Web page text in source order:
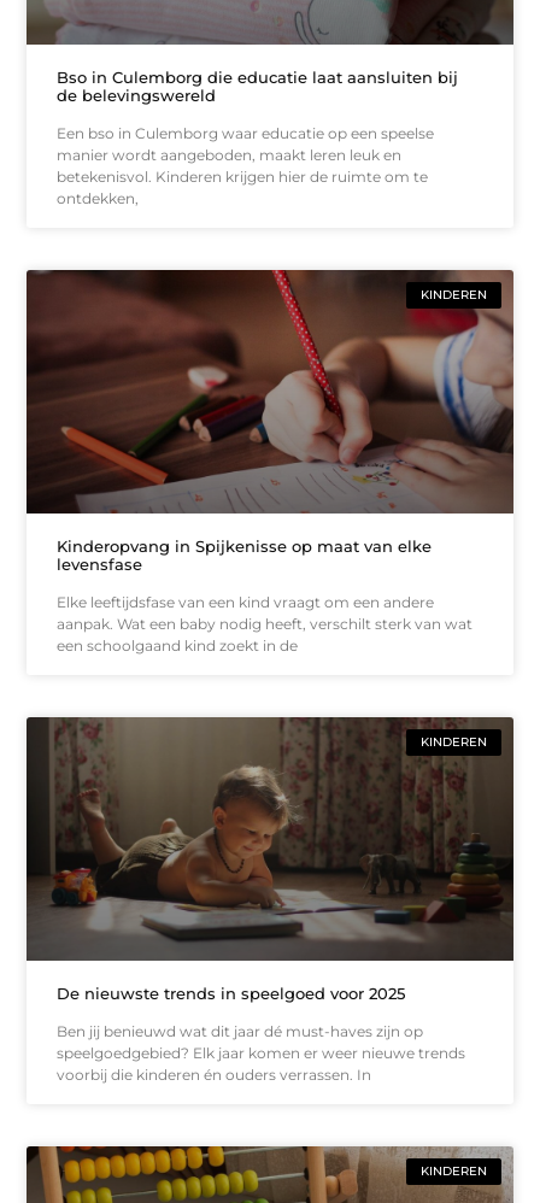
Bso in Culemborg die educatie laat aansluiten bij
de belevingswereld
Een bso in Culemborg waar educatie op een speelse
manier wordt aangeboden, maakt leren leuk en
betekenisvol. Kinderen krijgen hier de ruimte om te
ontdekken,
KINDEREN
Kinderopvang in Spijkenisse op maat van elke
levensfase
Elke leeftijdsfase van een kind vraagt om een andere
aanpak. Wat een baby nodig heeft, verschilt sterk van wat
een schoolgaand kind zoekt in de
KINDEREN
De nieuwste trends in speelgoed voor 2025
Ben jij benieuwd wat dit jaar dé must-haves zijn op
speelgoedgebied? Elk jaar komen er weer nieuwe trends
voorbij die kinderen én ouders verrassen. In
KINDEREN